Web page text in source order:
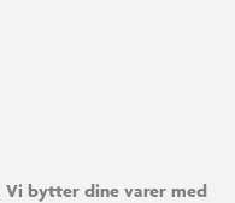
Vi bytter dine varer med